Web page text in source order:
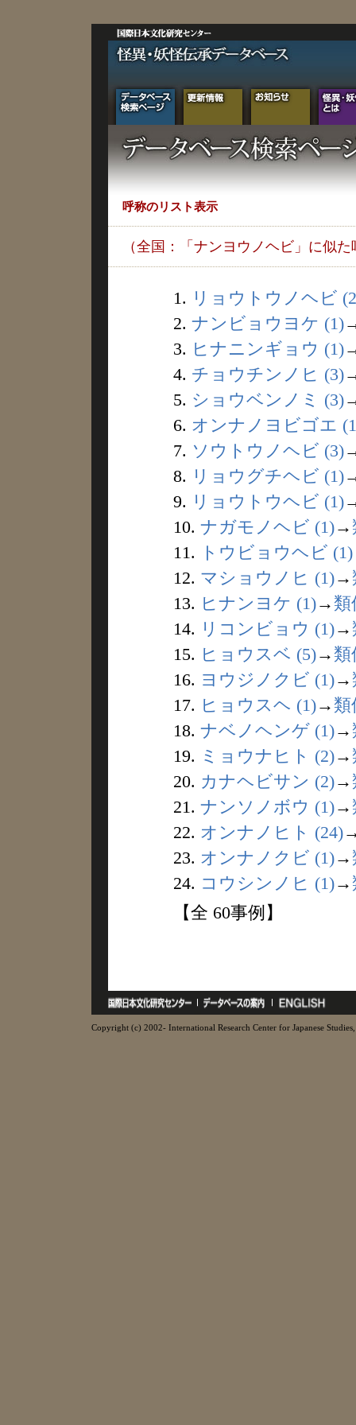
呼称のリスト表示
（全国：「ナンヨウノヘビ」に似た
1. リョウトウノヘビ
2. ナンビョウヨケ (1)
3. ヒナニンギョウ (1)
4. チョウチンノヒ (3)
5. ショウベンノミ (3)
6. オンナノヨビゴエ
7. ソウトウノヘビ (3)
8. リョウグチヘビ (1)
9. リョウトウヘビ (1)
10. ナガモノヘビ (1)→
11.
トウビョウヘビ (1)
12. マショウノヒ (1)→
13. ヒナンヨケ (1)→ 類
14. リコンビョウ (1)→
15. ヒョウスベ (5)→ 類
16. ヨウジノクビ (1)→
17. ヒョウスヘ (1)→ 類
18. ナベノヘンゲ (1)→
19. ミョウナヒト (2)→
20. カナヘビサン (2)→
21. ナンソノボウ (1)→
22. オンナノヒト (24)
23. オンナノクビ (1)→
24. コウシンノヒ (1)→
【全 60事例】
Copyright (c) 2002- International Research Center for Japanese